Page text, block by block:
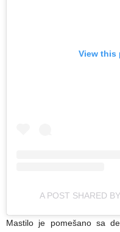
View this
A POST SHARED
Mastilo je pomešano sa